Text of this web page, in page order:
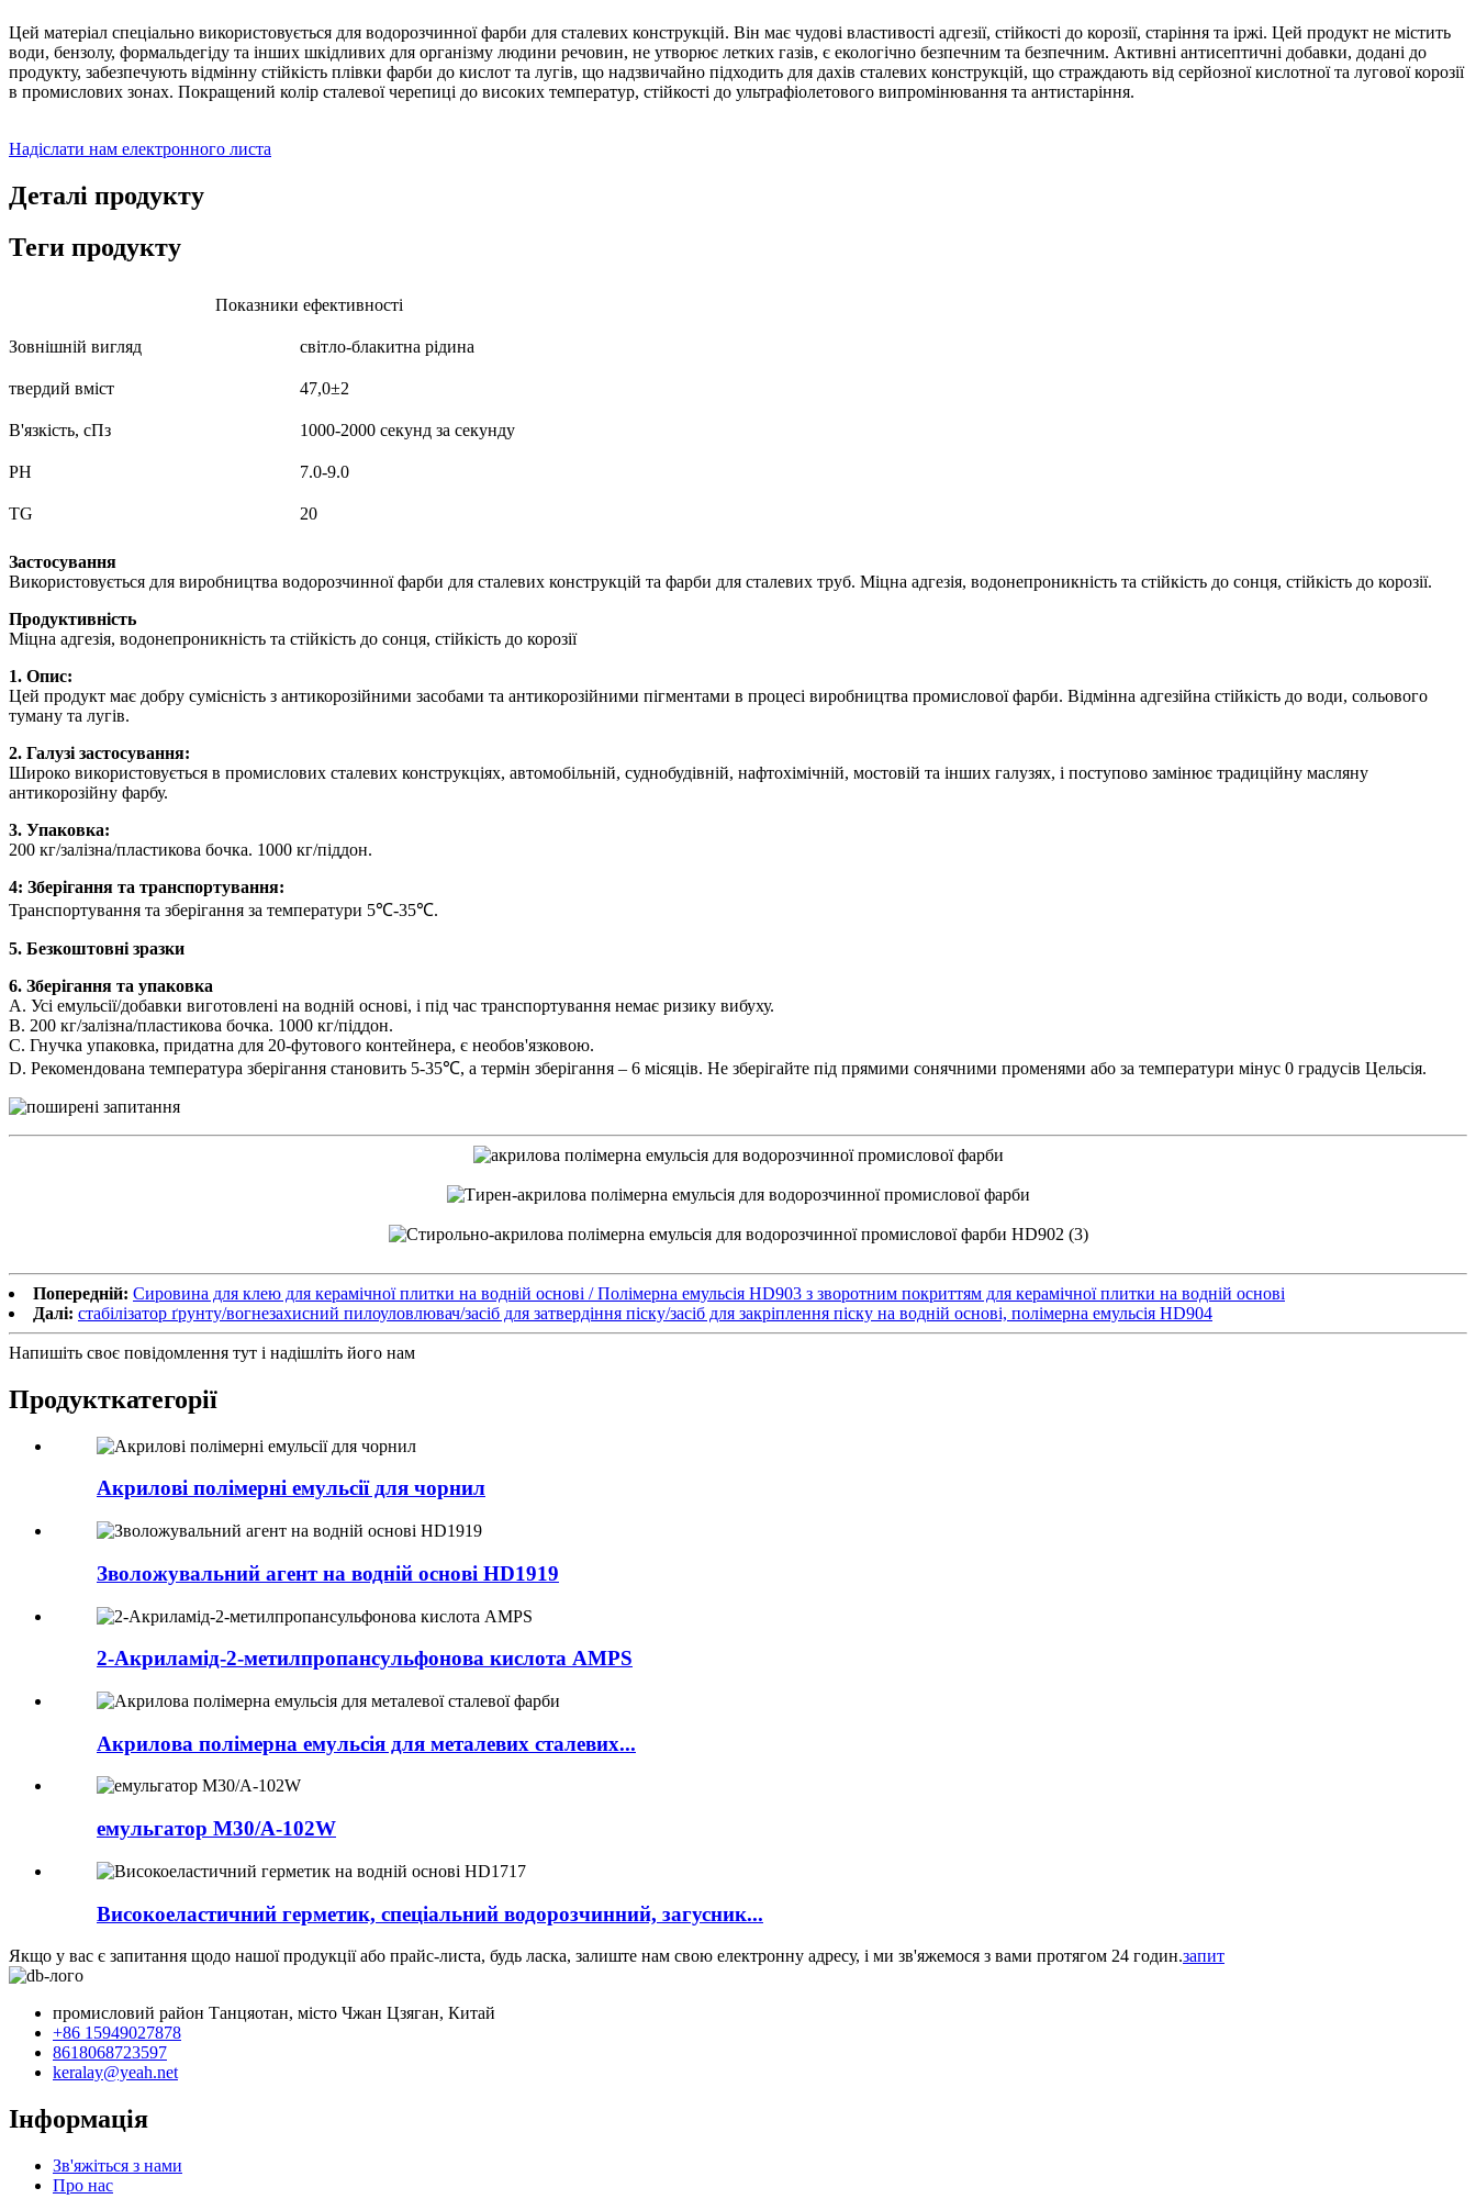
Цей матеріал спеціально використовується для водорозчинної фарби для сталевих конструкцій. Він має чудові властивості адгезії, стійкості до корозії, старіння та іржі. Цей продукт не містить
води, бензолу, формальдегіду та інших шкідливих для організму людини речовин, не утворює летких газів, є екологічно безпечним та безпечним. Активні антисептичні добавки, додані до
продукту, забезпечують відмінну стійкість плівки фарби до кислот та лугів, що надзвичайно підходить для дахів сталевих конструкцій, що страждають від серйозної кислотної та лугової корозії
в промислових зонах. Покращений колір сталевої черепиці до високих температур, стійкості до ультрафіолетового випромінювання та антистаріння.
Надіслати нам електронного листа
Деталі продукту
Теги продукту
Показники ефективності
Зовнішній вигляд світло-блакитна рідина
твердий вміст 47,0±2
В'язкість, сПз 1000-2000 секунд за секунду
PH 7.0-9.0
TG 20
Застосування
Використовується для виробництва водорозчинної фарби для сталевих конструкцій та фарби для сталевих труб. Міцна адгезія, водонепроникність та стійкість до сонця, стійкість до корозії.
Продуктивність
Міцна адгезія, водонепроникність та стійкість до сонця, стійкість до корозії
1. Опис:
Цей продукт має добру сумісність з антикорозійними засобами та антикорозійними пігментами в процесі виробництва промислової фарби. Відмінна адгезійна стійкість до води, сольового
туману та лугів.
2. Галузі застосування:
Широко використовується в промислових сталевих конструкціях, автомобільній, суднобудівній, нафтохімічній, мостовій та інших галузях, і поступово замінює традиційну масляну
антикорозійну фарбу.
3. Упаковка:
200 кг/залізна/пластикова бочка. 1000 кг/піддон.
4: Зберігання та транспортування:
Транспортування та зберігання за температури 5℃-35℃.
5. Безкоштовні зразки
6. Зберігання та упаковка
A. Усі емульсії/добавки виготовлені на водній основі, і під час транспортування немає ризику вибуху.
B. 200 кг/залізна/пластикова бочка. 1000 кг/піддон.
C. Гнучка упаковка, придатна для 20-футового контейнера, є необов'язковою.
D. Рекомендована температура зберігання становить 5-35℃, а термін зберігання – 6 місяців. Не зберігайте під прямими сонячними променями або за температури мінус 0 градусів Цельсія.
Попередній: Сировина для клею для керамічної плитки на водній основі / Полімерна емульсія HD903 з зворотним покриттям для керамічної плитки на водній основі
Далі: стабілізатор ґрунту/вогнезахисний пилоуловлювач/засіб для затвердіння піску/засіб для закріплення піску на водній основі, полімерна емульсія HD904
Напишіть своє повідомлення тут і надішліть його нам
Продукткатегорії
Акрилові полімерні емульсії для чорнил
Зволожувальний агент на водній основі HD1919
2-Акриламід-2-метилпропансульфонова кислота AMPS
Акрилова полімерна емульсія для металевих сталевих...
емульгатор M30/A-102W
Високоеластичний герметик, спеціальний водорозчинний, загусник...
Якщо у вас є запитання щодо нашої продукції або прайс-листа, будь ласка, залиште нам свою електронну адресу, і ми зв'яжемося з вами протягом 24 годин.запит
промисловий район Танцяотан, місто Чжан Цзяган, Китай
+86 15949027878
8618068723597
keralay@yeah.net
Інформація
Зв'яжіться з нами
Про нас